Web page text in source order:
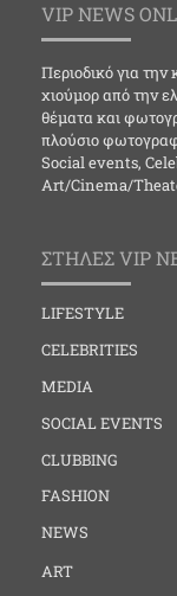
VIP NEWS
Περιοδικό για
χιούμορ από την
θέματα και
πλούσιο
Social events,
Art/Cinema/
ΣΤΗΛΕΣ VIP
LIFESTYLE
CELEBRITIES
MEDIA
SOCIAL EVENTS
CLUBBING
FASHION
NEWS
ART